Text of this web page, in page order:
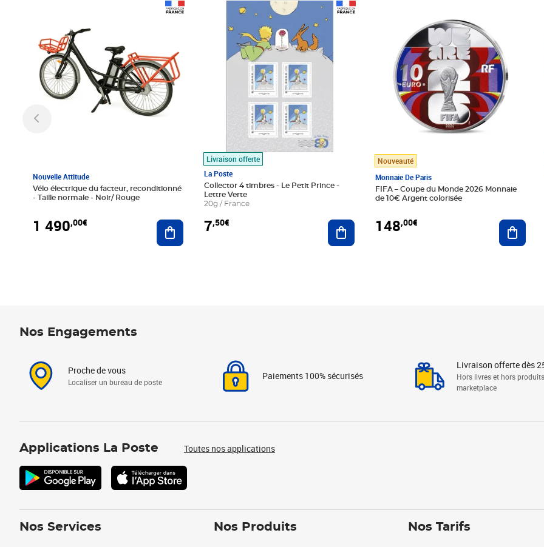
Nouvelle Attitude
Vélo électrique du facteur, reconditionné
- Taille normale - Noir/ Rouge
1 490,00€ Ajouter au panier
Livraison offerte
La Poste
Collector 4 timbres - Le Petit Prince -
Lettre Verte
20g / France
7,50€
Prix 7,50€
Ajouter au panier
Nouveauté
Monnaie De Paris
FIFA – Coupe du Monde 2026 Monnaie
de 10€ Argent colorisée
148,00€
Nos Engagements
Proche de vous
Localiser un bureau de poste
Paiements 100% sécurisés
Livraison offerte dès
Hors livres et hors produits
marketplace
Applications La Poste Toutes nos applications
Nos Services Nos Produits Nos Tarifs